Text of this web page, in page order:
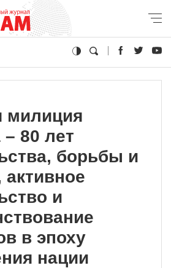
милиция
80 лет
борьбы и
активное
и
в эпоху
нации